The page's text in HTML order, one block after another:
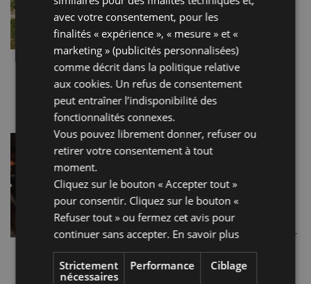
Montefeltro. PENNABILLI a
obtenu le Drapeau Orange du
Touring Club italien. C’est
également la ville que Tonino
Guerra a choisi pour réaliser […]
Lire la suite…
LE SANGIOVESE DI
ROMAGNA
un vin DOC produit dans un
territoire qui comprend les
provinces de Ravenne, Forlì-
Cesena et Rimini. Il a une couleur
rouge rubis avec des reflets
grenat. Son […]
avec votre consentement, pour les
finalités « expérience », « mesure » et «
marketing » (publicités personnalisées)
comme décrit dans la politique relative
aux cookies. Un refus de consentement
peut entraîner l’indisponibilité des
fonctionnalités connexes.
Vous pouvez librement donner, refuser ou
retirer votre consentement à tout
moment.
Cliquez sur le bouton « Accepter tout »
pour consentir. Cliquez sur le bouton «
Refuser tout » ou fermez cet avis pour
continuer sans accepter. En savoir plus
Strictement
nécessaires
Performance Ciblage